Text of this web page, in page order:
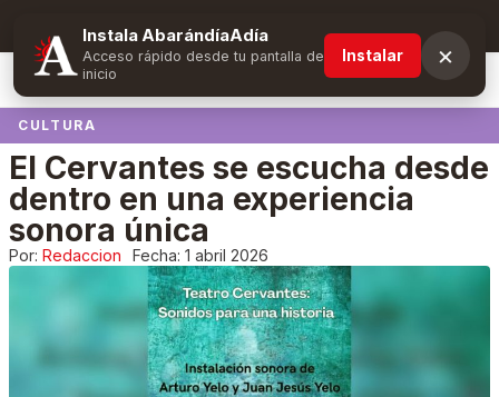
Suscríbete y obtén ventajas exclusivas
CULTURA
El Cervantes se escucha desde
dentro en una experiencia
sonora única
Por: Redaccion Fecha: 1 abril 2026
Instala AbarándíaAdía
Acceso rápido desde tu pantalla de
inicio
Instalar ×